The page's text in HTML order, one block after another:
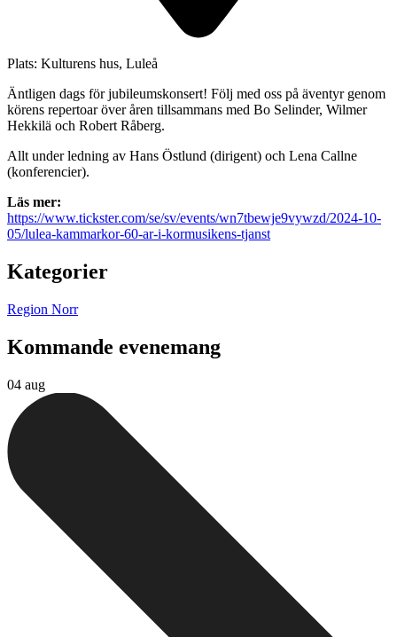
Plats: Kulturens hus, Luleå
Äntligen dags för jubileumskonsert! Följ med oss på äventyr genom
körens repertoar över åren tillsammans med Bo Selinder, Wilmer
Hekkilä och Robert Råberg.
Allt under ledning av Hans Östlund (dirigent) och Lena Callne
(konferencier).
Läs mer:
https://www.tickster.com/se/sv/events/wn7tbewje9vywzd/2024-10-
05/lulea-kammarkor-60-ar-i-kormusikens-tjanst
Kategorier
Region Norr
Kommande evenemang
04 aug